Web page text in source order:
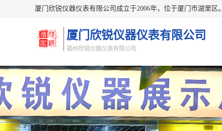
厦门欣锐仪器仪表有限公司
福州欣锐仪器仪表有限公司